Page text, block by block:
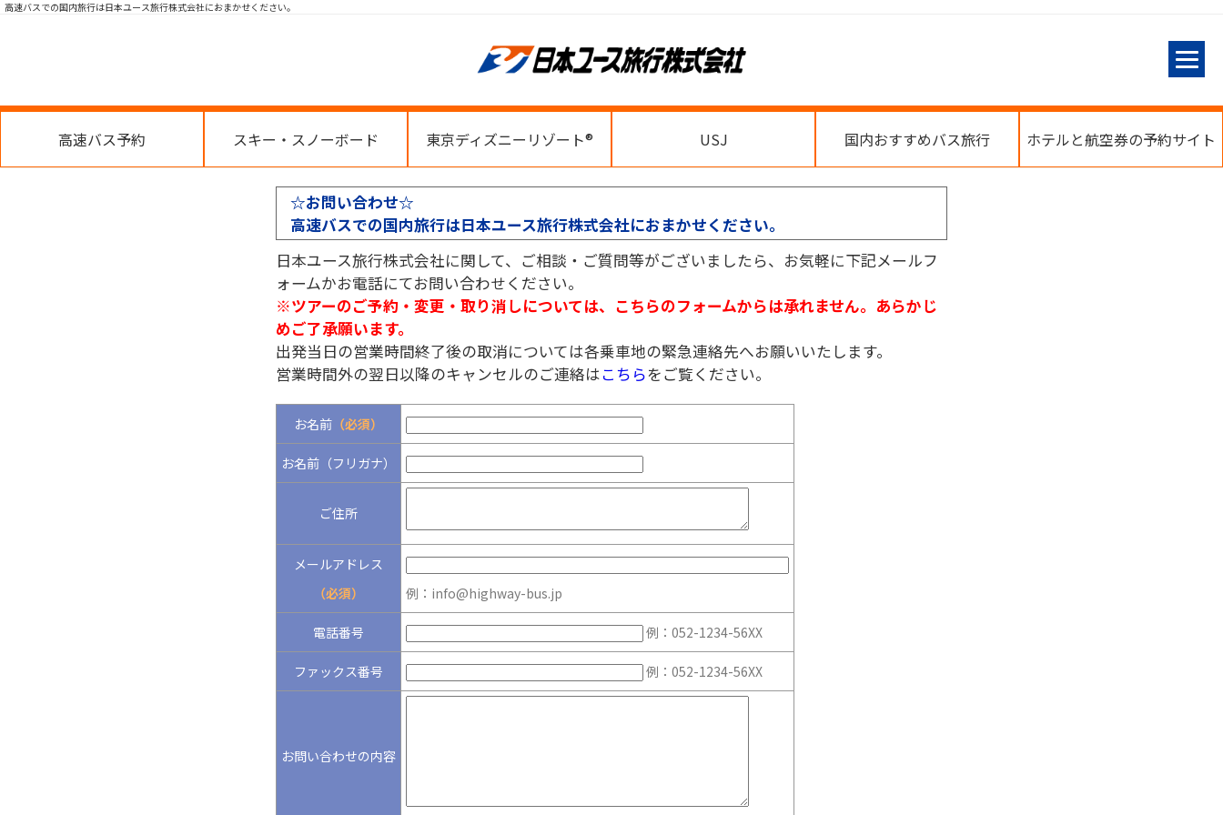
高速バスでの国内旅行は日本ユース旅行株式会社におまかせください。
高速バス予約 スキー・スノーボード 東京ディズニーリゾート® USJ 国内おすすめバス旅行 ホテルと航空券の予約サイト
☆お問い合わせ☆
高速バスでの国内旅行は日本ユース旅行株式会社におまかせください。
日本ユース旅行株式会社に関して、ご相談・ご質問等がございましたら、お気軽に下記メールフ
ォームかお電話にてお問い合わせください。
※ツアーのご予約・変更・取り消しについては、こちらのフォームからは承れません。あらかじ
めご了承願います。
出発当日の営業時間終了後の取消については各乗車地の緊急連絡先へお願いいたします。
営業時間外の翌日以降のキャンセルのご連絡はこちらをご覧ください。
お名前 （必須）
お名前（フリガナ）
ご住所
メールアドレス
（必須）
例：info@highway-bus.jp
電話番号 例：052-1234-56XX
ファックス番号 例：052-1234-56XX
お問い合わせの内容